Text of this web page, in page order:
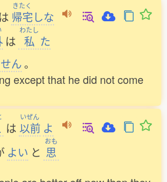
は
きたく
帰宅しな
は
わたし
私 た
ん。
except that he did not come
は
いぜん
以前 よ
よい と
おも
思